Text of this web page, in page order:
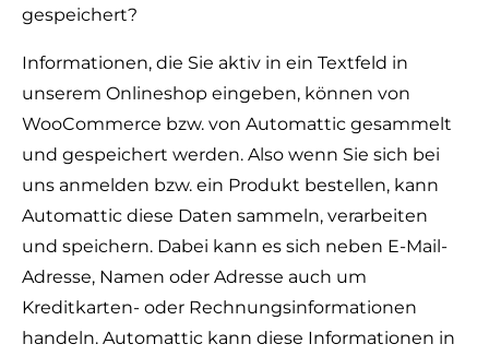
gespeichert?
Informationen, die Sie aktiv in ein Textfeld in
unserem Onlineshop eingeben, können von
WooCommerce bzw. von Automattic gesammelt
und gespeichert werden. Also wenn Sie sich bei
uns anmelden bzw. ein Produkt bestellen, kann
Automattic diese Daten sammeln, verarbeiten
und speichern. Dabei kann es sich neben E-Mail-
Adresse, Namen oder Adresse auch um
Kreditkarten- oder Rechnungsinformationen
handeln. Automattic kann diese Informationen in